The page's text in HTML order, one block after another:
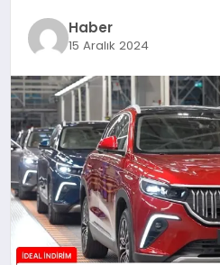
Haber
15 Aralık 2024